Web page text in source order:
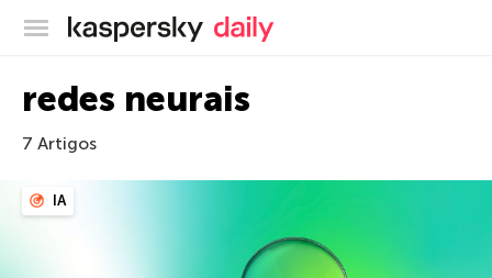
Blog oficial da Kaspersky
redes neurais
7 Artigos
IA